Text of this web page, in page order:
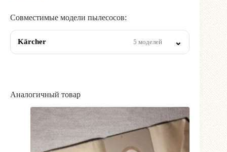
Совместимые модели пылесосов:
Kärcher 5 моделей
Аналогичный товар